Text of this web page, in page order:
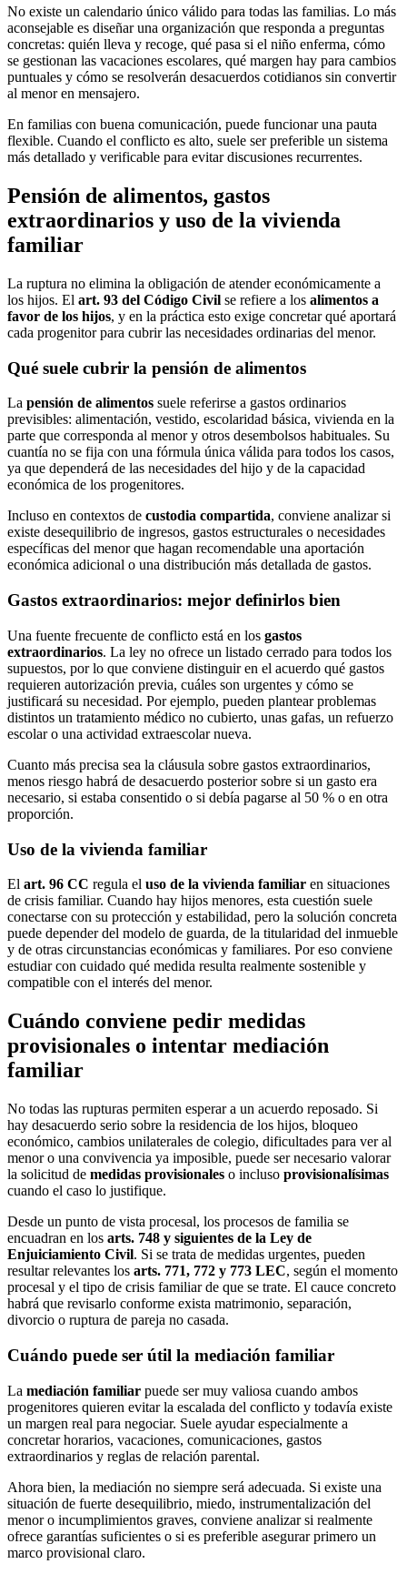
No existe un calendario único válido para todas las familias. Lo más
aconsejable es diseñar una organización que responda a preguntas
concretas: quién lleva y recoge, qué pasa si el niño enferma, cómo
se gestionan las vacaciones escolares, qué margen hay para cambios
puntuales y cómo se resolverán desacuerdos cotidianos sin convertir
al menor en mensajero.
En familias con buena comunicación, puede funcionar una pauta
flexible. Cuando el conflicto es alto, suele ser preferible un sistema
más detallado y verificable para evitar discusiones recurrentes.
Pensión de alimentos, gastos
extraordinarios y uso de la vivienda
familiar
La ruptura no elimina la obligación de atender económicamente a
los hijos. El art. 93 del Código Civil se refiere a los alimentos a
favor de los hijos, y en la práctica esto exige concretar qué aportará
cada progenitor para cubrir las necesidades ordinarias del menor.
Qué suele cubrir la pensión de alimentos
La pensión de alimentos suele referirse a gastos ordinarios
previsibles: alimentación, vestido, escolaridad básica, vivienda en la
parte que corresponda al menor y otros desembolsos habituales. Su
cuantía no se fija con una fórmula única válida para todos los casos,
ya que dependerá de las necesidades del hijo y de la capacidad
económica de los progenitores.
Incluso en contextos de custodia compartida, conviene analizar si
existe desequilibrio de ingresos, gastos estructurales o necesidades
específicas del menor que hagan recomendable una aportación
económica adicional o una distribución más detallada de gastos.
Gastos extraordinarios: mejor definirlos bien
Una fuente frecuente de conflicto está en los gastos
extraordinarios. La ley no ofrece un listado cerrado para todos los
supuestos, por lo que conviene distinguir en el acuerdo qué gastos
requieren autorización previa, cuáles son urgentes y cómo se
justificará su necesidad. Por ejemplo, pueden plantear problemas
distintos un tratamiento médico no cubierto, unas gafas, un refuerzo
escolar o una actividad extraescolar nueva.
Cuanto más precisa sea la cláusula sobre gastos extraordinarios,
menos riesgo habrá de desacuerdo posterior sobre si un gasto era
necesario, si estaba consentido o si debía pagarse al 50 % o en otra
proporción.
Uso de la vivienda familiar
El art. 96 CC regula el uso de la vivienda familiar en situaciones
de crisis familiar. Cuando hay hijos menores, esta cuestión suele
conectarse con su protección y estabilidad, pero la solución concreta
puede depender del modelo de guarda, de la titularidad del inmueble
y de otras circunstancias económicas y familiares. Por eso conviene
estudiar con cuidado qué medida resulta realmente sostenible y
compatible con el interés del menor.
Cuándo conviene pedir medidas
provisionales o intentar mediación
familiar
No todas las rupturas permiten esperar a un acuerdo reposado. Si
hay desacuerdo serio sobre la residencia de los hijos, bloqueo
económico, cambios unilaterales de colegio, dificultades para ver al
menor o una convivencia ya imposible, puede ser necesario valorar
la solicitud de medidas provisionales o incluso provisionalísimas
cuando el caso lo justifique.
Desde un punto de vista procesal, los procesos de familia se
encuadran en los arts. 748 y siguientes de la Ley de
Enjuiciamiento Civil. Si se trata de medidas urgentes, pueden
resultar relevantes los arts. 771, 772 y 773 LEC, según el momento
procesal y el tipo de crisis familiar de que se trate. El cauce concreto
habrá que revisarlo conforme exista matrimonio, separación,
divorcio o ruptura de pareja no casada.
Cuándo puede ser útil la mediación familiar
La mediación familiar puede ser muy valiosa cuando ambos
progenitores quieren evitar la escalada del conflicto y todavía existe
un margen real para negociar. Suele ayudar especialmente a
concretar horarios, vacaciones, comunicaciones, gastos
extraordinarios y reglas de relación parental.
Ahora bien, la mediación no siempre será adecuada. Si existe una
situación de fuerte desequilibrio, miedo, instrumentalización del
menor o incumplimientos graves, conviene analizar si realmente
ofrece garantías suficientes o si es preferible asegurar primero un
marco provisional claro.